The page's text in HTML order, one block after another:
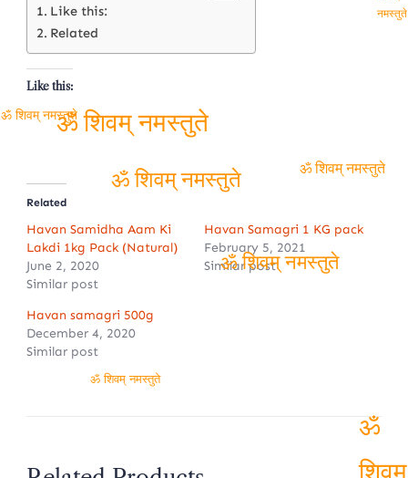
Like this:
Related
Like this:
Related
Havan Samidha Aam Ki
Lakdi 1kg Pack (Natural)
June 2, 2020
Similar post
Havan Samagri 1 KG pack
February 5, 2021
Similar post
Havan samagri 500g
December 4, 2020
Similar post
ॐ
शिवम् नमस्तुते